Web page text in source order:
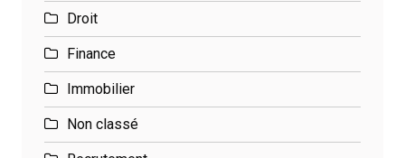
Droit
Finance
Immobilier
Non classé